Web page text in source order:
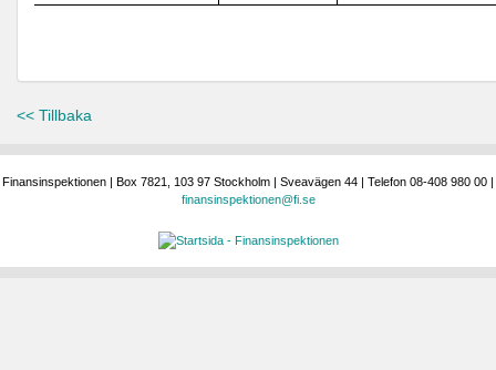
<< Tillbaka
Finansinspektionen | Box 7821, 103 97 Stockholm | Sveavägen 44 | Telefon 08-408 980 00 |
finansinspektionen@fi.se